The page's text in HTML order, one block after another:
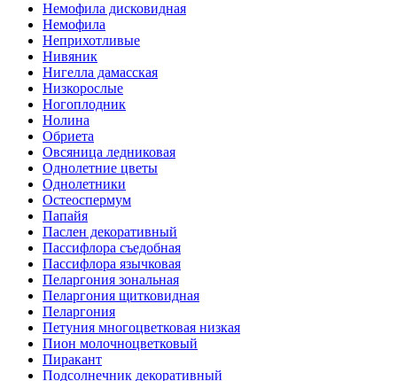
Немофила дисковидная
Немофила
Неприхотливые
Нивяник
Нигелла дамасская
Низкорослые
Ногоплодник
Нолина
Обриета
Овсяница ледниковая
Однолетние цветы
Однолетники
Остеоспермум
Папайя
Паслен декоративный
Пассифлора съедобная
Пассифлора язычковая
Пеларгония зональная
Пеларгония щитковидная
Пеларгония
Петуния многоцветковая низкая
Пион молочноцветковый
Пиракант
Подсолнечник декоративный